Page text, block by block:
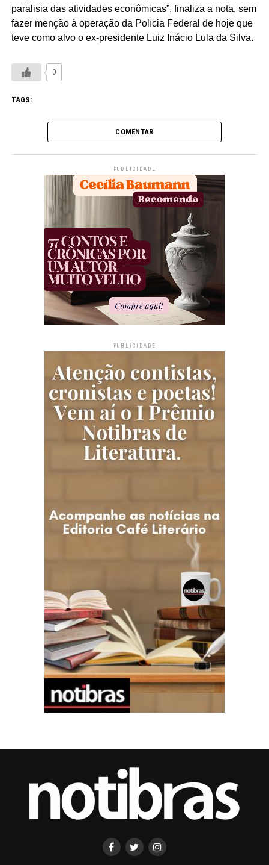
paralisia das atividades econômicas”, finaliza a nota, sem
fazer menção à operação da Polícia Federal de hoje que
teve como alvo o ex-presidente Luiz Inácio Lula da Silva.
0
TAGS:
COMENTAR
PUBLICIDADE
PUBLICIDADE